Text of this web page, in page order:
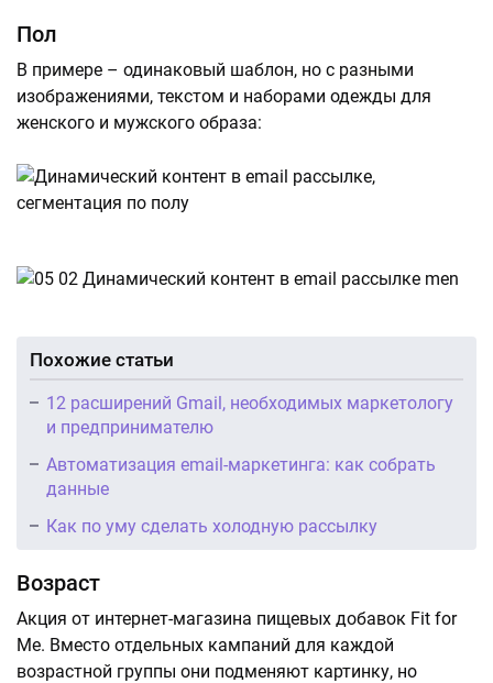
Пол
В примере – одинаковый шаблон, но с разными
изображениями, текстом и наборами одежды для
женского и мужского образа:
Похожие статьи
12 расширений Gmail, необходимых маркетологу
и предпринимателю
Автоматизация email-маркетинга: как собрать
данные
Как по уму сделать холодную рассылку
Возраст
Акция от интернет-магазина пищевых добавок Fit for
Me. Вместо отдельных кампаний для каждой
возрастной группы они подменяют картинку, но